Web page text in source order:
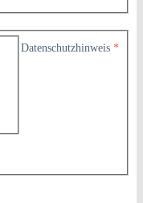
Datenschutzhinweis*